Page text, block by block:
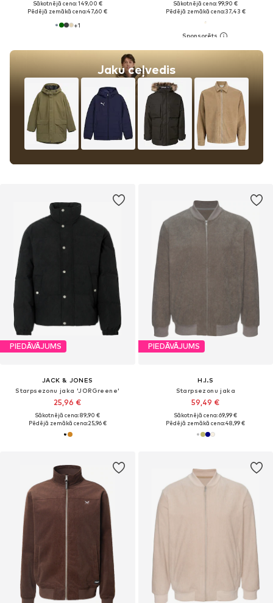
Sākotnējā cena: 149,00 €
Pēdējā zemākā cena:47,60 €
+1
Jaku ceļvedis
Sākotnējā cena: 99,90 €
Pēdējā zemākā cena:37,43 €
PIEDĀVĀJUMS
JACK & JONES
Starpsezonu jaka 'JORGreene'
25,96 €
Sākotnējā cena: 89,90 €
Pēdējā zemākā cena:25,96 €
PIEDĀVĀJUMS
H.I.S
Starpsezonu jaka
59,49 €
Sākotnējā cena: 69,99 €
Pēdējā zemākā cena:48,99 €